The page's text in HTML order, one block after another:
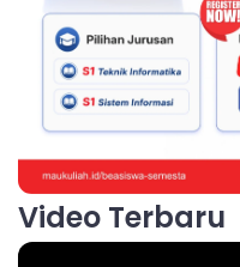
Video Terbaru